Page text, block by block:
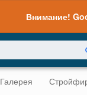
Внимание!
Галерея